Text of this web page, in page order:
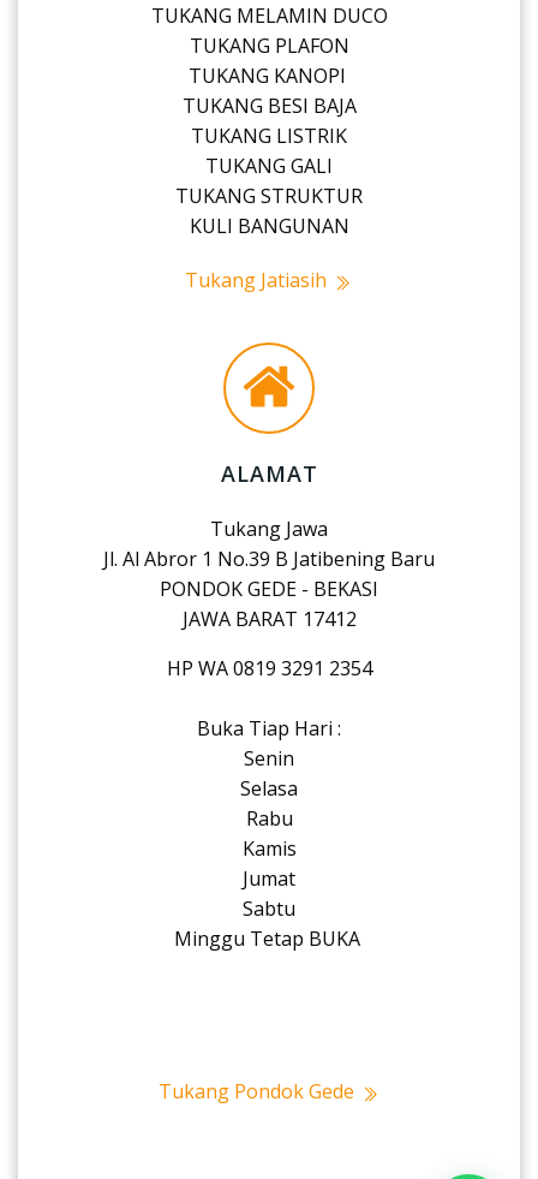
TUKANG MELAMIN DUCO
TUKANG PLAFON
TUKANG KANOPI
TUKANG BESI BAJA
TUKANG LISTRIK
TUKANG GALI
TUKANG STRUKTUR
KULI BANGUNAN
Tukang Jatiasih
ALAMAT
Tukang Jawa
Jl. Al Abror 1 No.39 B Jatibening Baru
PONDOK GEDE - BEKASI
JAWA BARAT 17412
HP WA 0819 3291 2354
Buka Tiap Hari :
Senin
Selasa
Rabu
Kamis
Jumat
Sabtu
Minggu Tetap BUKA
Tukang Pondok Gede